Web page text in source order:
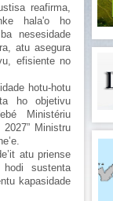
reafirma,
hala'o ho
nesesidade
atu asegura
efisiente no
hotu-hotu
ho objetivu
Ministériu
Ministru
atu priense
sustenta
kapasidade